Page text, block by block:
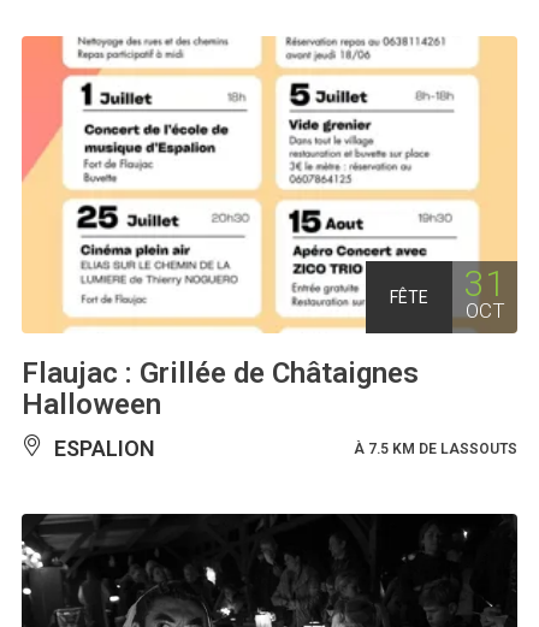
FÊTE 31
OCT
Flaujac : Grillée de Châtaignes
Halloween
ESPALION À 7.5 KM DE LASSOUTS